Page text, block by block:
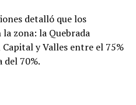
detalló que los
zona: la Quebrada
y Valles entre el 75%
del 70%.